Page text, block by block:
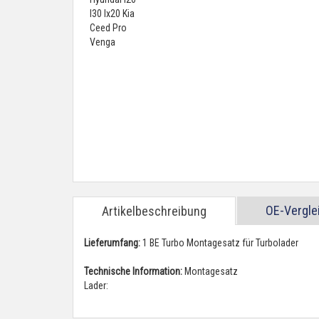
Artikelbeschreibung OE-
Lieferumfang:1 BE Turbo Montagesatz für Turbolader
Technische Information: Montagesatz
Lader: